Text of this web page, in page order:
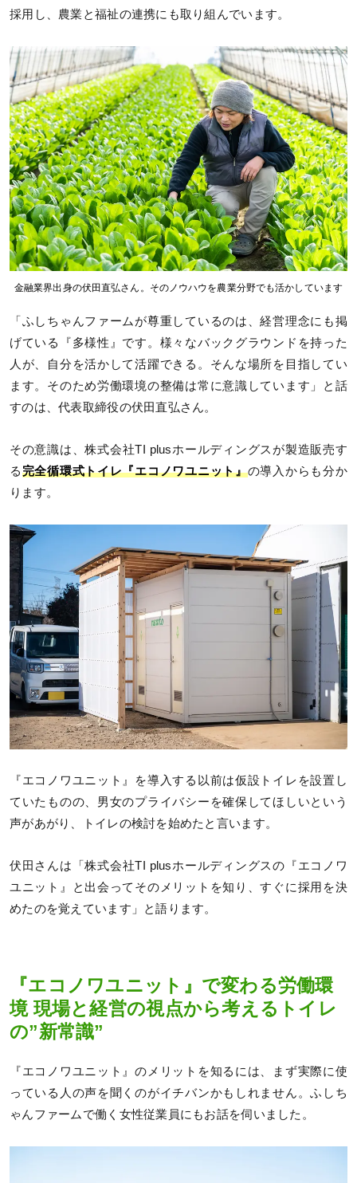
採用し、農業と福祉の連携にも取り組んでいます。
金融業界出身の伏田直弘さん。そのノウハウを農業分野でも活かしています
「ふしちゃんファームが尊重しているのは、経営理念にも掲
げている『多様性』です。様々なバックグラウンドを持った
人が、自分を活かして活躍できる。そんな場所を目指してい
ます。そのため労働環境の整備は常に意識しています」と話
すのは、代表取締役の伏田直弘さん。
その意識は、株式会社TI plusホールディングスが製造販売す
る完全循環式トイレ『エコノワユニット』の導入からも分か
ります。
『エコノワユニット』を導入する以前は仮設トイレを設置し
ていたものの、男女のプライバシーを確保してほしいという
声があがり、トイレの検討を始めたと言います。
伏田さんは「株式会社TI plusホールディングスの『エコノワ
ユニット』と出会ってそのメリットを知り、すぐに採用を決
めたのを覚えています」と語ります。
『エコノワユニット』で変わる労働環
境 現場と経営の視点から考えるトイレ
の”新常識”
『エコノワユニット』のメリットを知るには、まず実際に使
っている人の声を聞くのがイチバンかもしれません。ふしち
ゃんファームで働く女性従業員にもお話を伺いました。